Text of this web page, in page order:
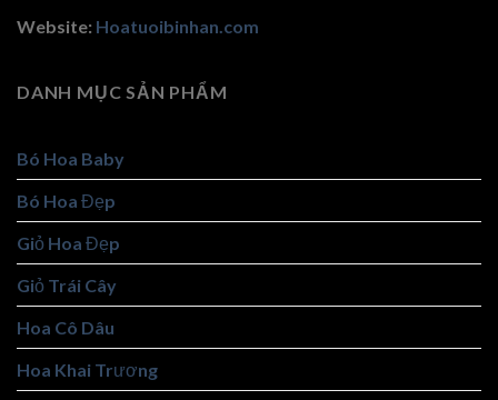
Website: Hoatuoibinhan.com
DANH MỤC SẢN PHẨM
Bó Hoa Baby
Bó Hoa Đẹp
Giỏ Hoa Đẹp
Giỏ Trái Cây
Hoa Cô Dâu
Hoa Khai Trương